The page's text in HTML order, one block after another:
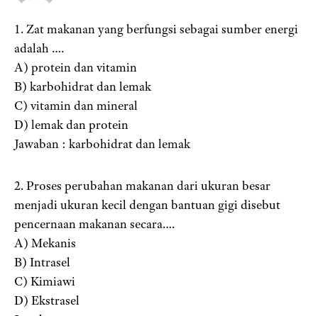
1. Zat makanan yang berfungsi sebagai sumber energi
adalah ….
A) protein dan vitamin
B) karbohidrat dan lemak
C) vitamin dan mineral
D) lemak dan protein
Jawaban : karbohidrat dan lemak
2. Proses perubahan makanan dari ukuran besar
menjadi ukuran kecil dengan bantuan gigi disebut
pencernaan makanan secara….
A) Mekanis
B) Intrasel
C) Kimiawi
D) Ekstrasel